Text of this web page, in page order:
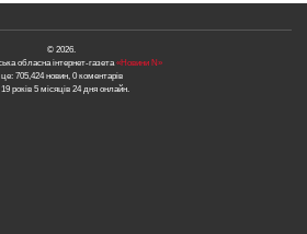
© 2026.
обласна інтернет-газета«Новини N»
це: 705,424 новин, 0 коментарів
років 5 місяців 24 дня онлайн.